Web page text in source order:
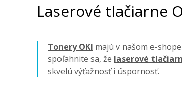
Laserové tlačiarne
Tonery OKI majú v našom e-
spoľahnite sa, že laserové
skvelú výťažnosť i úspornosť.